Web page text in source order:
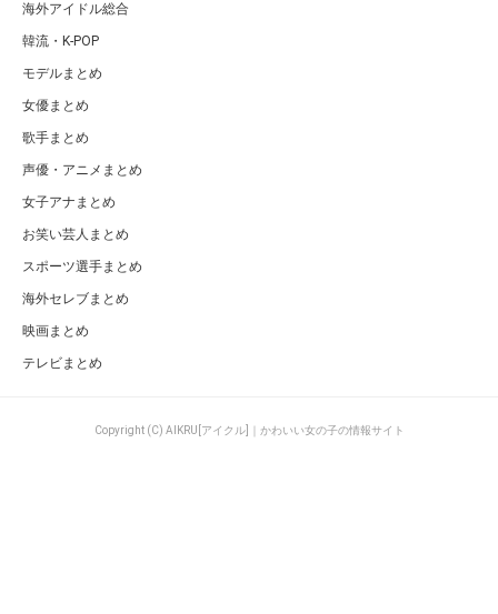
海外アイドル総合
韓流・K-POP
モデルまとめ
女優まとめ
歌手まとめ
声優・アニメまとめ
女子アナまとめ
お笑い芸人まとめ
スポーツ選手まとめ
海外セレブまとめ
映画まとめ
テレビまとめ
Copyright (C) AIKRU[アイクル]｜かわいい女の子の情報サイト